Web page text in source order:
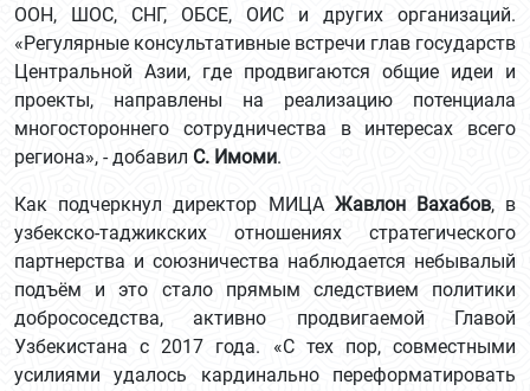
ООН, ШОС, СНГ, ОБСЕ, ОИС и других организаций.
«Регулярные консультативные встречи глав государств
Центральной Азии, где продвигаются общие идеи и
проекты, направлены на реализацию потенциала
многостороннего сотрудничества в интересах всего
региона», - добавил С. Имоми.
Как подчеркнул директор МИЦА Жавлон Вахабов, в
узбекско-таджикских отношениях стратегического
партнерства и союзничества наблюдается небывалый
подъём и это стало прямым следствием политики
добрососедства, активно продвигаемой Главой
Узбекистана с 2017 года. «С тех пор, совместными
усилиями удалось кардинально переформатировать